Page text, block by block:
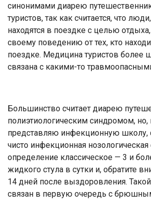
синонимами диарею
туристов, так как считается, что
находятся в поездке с целью
своему поведению от тех, кто
поездке. Медицина туристов более
связана с какими-то
Большинство считает диарею
полиэтиологическим синдромом, но,
представляю инфекционную школу,
чисто инфекционная
определение классическое — 3 и
жидкого стула в сутки и, обратите
14 дней после выздоровления.
связан в первую очередь с